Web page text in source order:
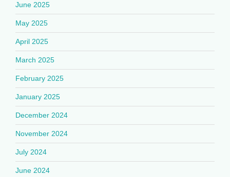
June 2025
May 2025
April 2025
March 2025
February 2025
January 2025
December 2024
November 2024
July 2024
June 2024